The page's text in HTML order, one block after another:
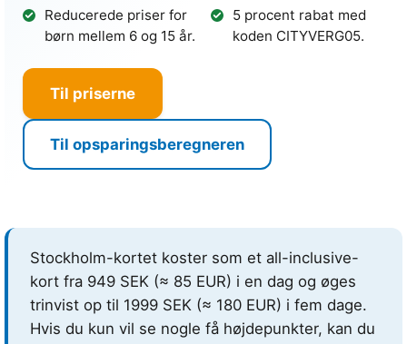
Reducerede priser for
børn mellem 6 og 15 år.
5 procent rabat med
koden CITYVERG05.
Til priserne
Til opsparingsberegneren
Stockholm-kortet koster som et all-inclusive-
kort fra 949 SEK (≈ 85 EUR) i en dag og øges
trinvist op til 1999 SEK (≈ 180 EUR) i fem dage.
Hvis du kun vil se nogle få højdepunkter, kan du